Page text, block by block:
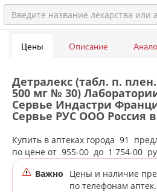
Цены Описание
Детралекс (табл. п.
500 мг № 30)
Сервье Индастри
Сервье РУС ООО Россия в
аптеках города Нижнего
Тагила
Купить в аптеках города 91
по цене от 955-00 до 1 754-00
Важно
Цены и наличие
по телефонам аптек.